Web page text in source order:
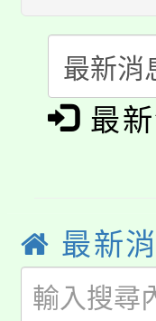
代理(
轉知
《
程，
系所
淨零
會
115
版
公告
代理(
「
最新
最新